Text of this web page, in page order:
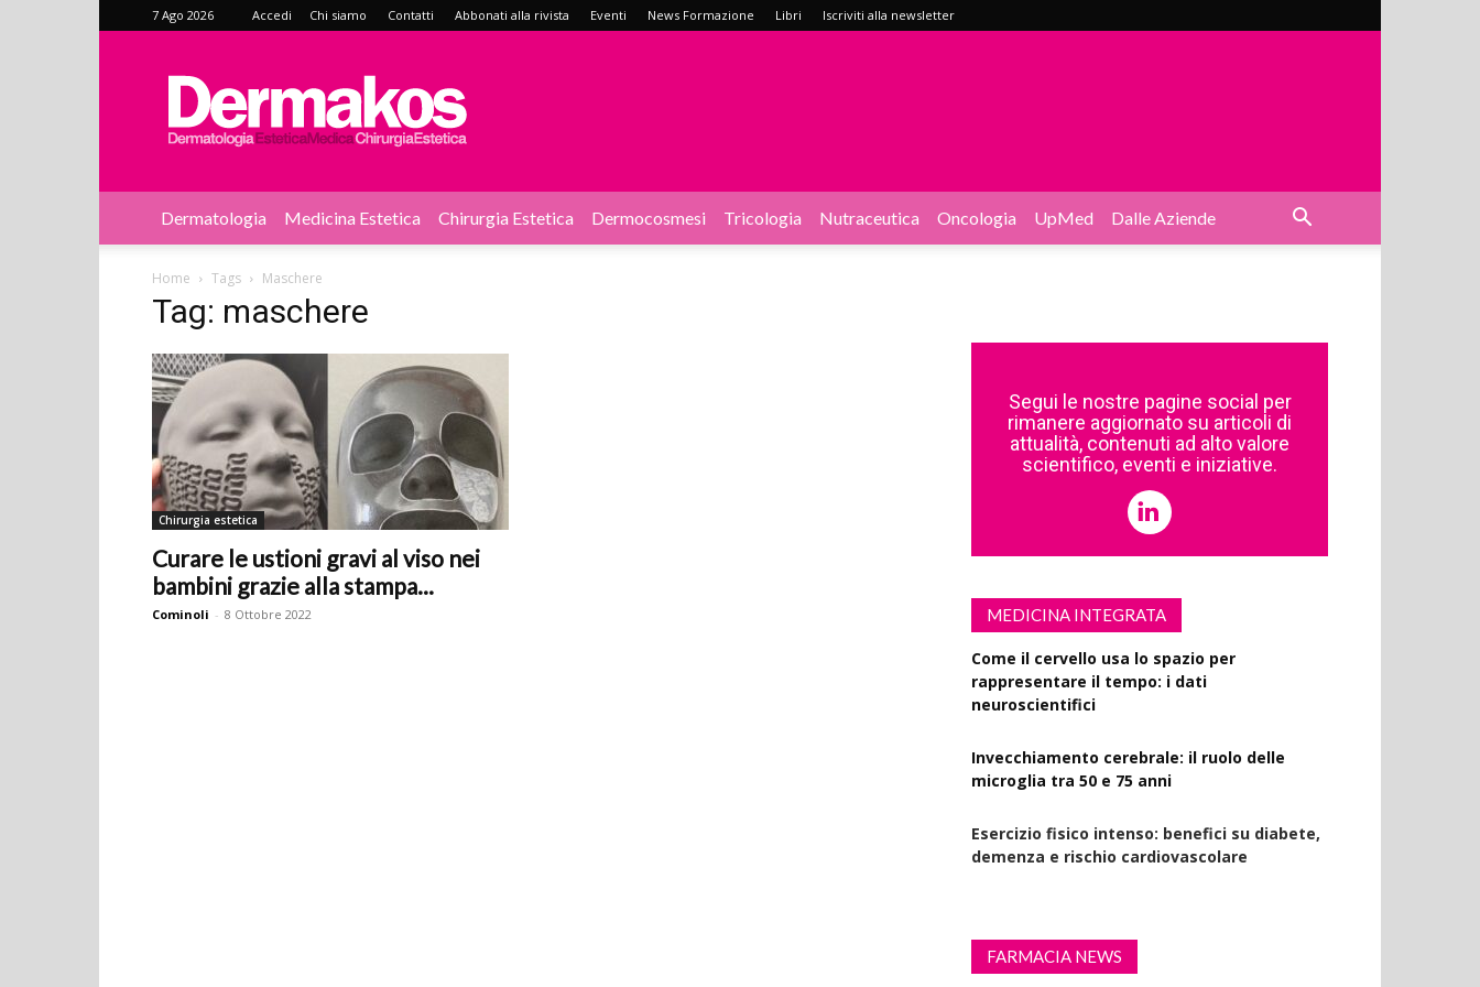
7 Ago 2026 Accedi Chi siamo Contatti Abbonati alla rivista Eventi News Formazione Libri Iscriviti alla newsletter
Dermakos
Dermatologia Medicina Estetica Chirurgia Estetica Dermocosmesi Tricologia Nutraceutica Oncologia UpMed Dalle Aziende
Home Tags Maschere
Tag: maschere
Chirurgia estetica
Curare le ustioni gravi al viso nei
bambini grazie alla stampa...
Cominoli - 8 Ottobre 2022
Segui le nostre pagine social per
rimanere aggiornato su articoli di
attualità, contenuti ad alto valore
scientifico, eventi e iniziative.
MEDICINA INTEGRATA
Come il cervello usa lo spazio per
rappresentare il tempo: i dati
neuroscientifici
Invecchiamento cerebrale: il ruolo delle
microglia tra 50 e 75 anni
Esercizio fisico intenso: benefici su diabete,
demenza e rischio cardiovascolare
FARMACIA NEWS